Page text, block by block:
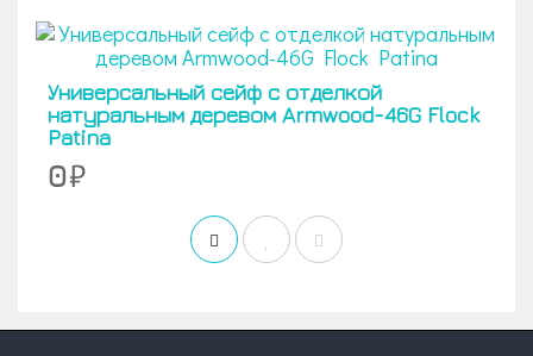
Универсальный сейф с отделкой
натуральным деревом Armwood-46G Flock
Patina
0